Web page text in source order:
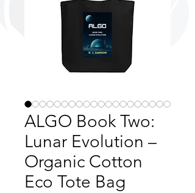
ALGO Book Two:
Lunar Evolution –
Organic Cotton
Eco Tote Bag